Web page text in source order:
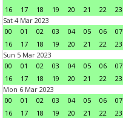
16
17 18 19 20 21 22
23
Sat 4 Mar 2023
00
01 02 03 04 05 06 07
16
17 18 19 20 21 22
23
Sun 5 Mar 2023
00
01 02 03 04 05 06 07
16
17 18 19 20 21 22
23
Mon 6 Mar 2023
00
01 02 03 04 05 06 07
16
17 18 19 20 21 22
23